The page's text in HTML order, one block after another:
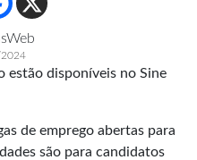
de emprego abertas para
são para candidatos